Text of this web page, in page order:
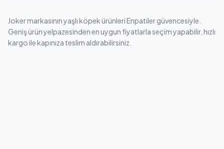
Joker markasının yaşlı köpek ürünleri Enpatiler güvencesiyle.
Geniş ürün yelpazesinden en uygun fiyatlarla seçim yapabilir, hızlı
kargo ile kapınıza teslim aldırabilirsiniz.